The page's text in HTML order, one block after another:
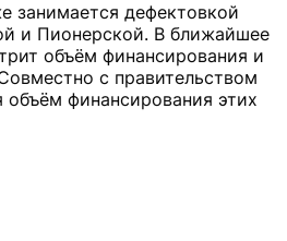
занимается дефектовкой
и Пионерской. В ближайшее
объём финансирования и
с правительством
объём финансирования этих